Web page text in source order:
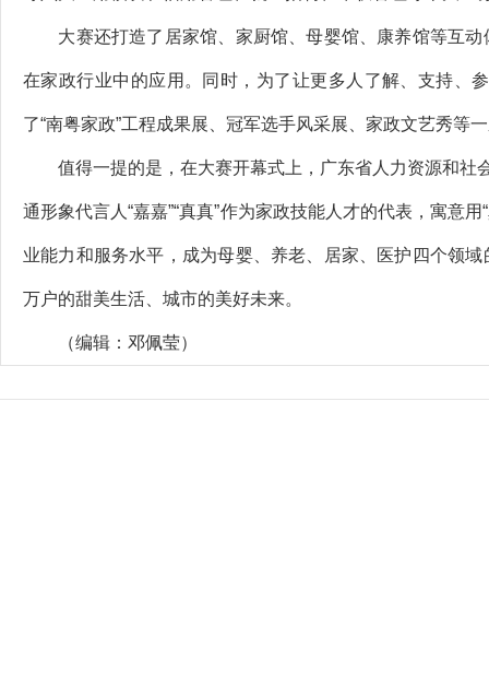
大赛还打造了居家馆、家厨馆、母婴馆、康养馆等互动
在家政行业中的应用。同时，为了让更多人了解、支持、
了“南粤家政”工程成果展、冠军选手风采展、家政文艺秀等
值得一提的是，在大赛开幕式上，广东省人力资源和社
通形象代言人“嘉嘉”“真真”作为家政技能人才的代表，寓意
业能力和服务水平，成为母婴、养老、居家、医护四个领
万户的甜美生活、城市的美好未来。
（编辑：邓佩莹）